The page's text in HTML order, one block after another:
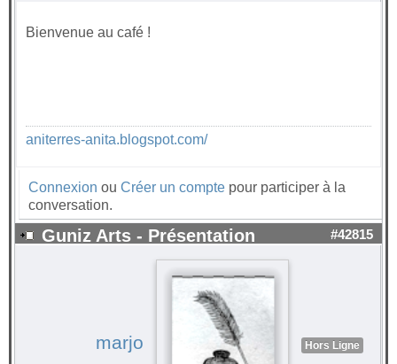
Bienvenue au café !
aniterres-anita.blogspot.com/
Connexion ou Créer un compte pour participer à la
conversation.
Guniz Arts - Présentation #42815
marjo Hors Ligne